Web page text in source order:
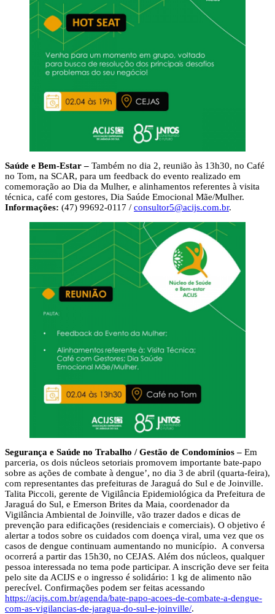
Saúde e Bem-Estar – Também no dia 2, reunião às 13h30, no Café
no Tom, na SCAR, para um feedback do evento realizado em
comemoração ao Dia da Mulher, e alinhamentos referentes à visita
técnica, café com gestores, Dia Saúde Emocional Mãe/Mulher.
Informações: (47) 99692-0117 / consultor5@acijs.com.br.
Segurança e Saúde no Trabalho / Gestão de Condomínios – Em
parceria, os dois núcleos setoriais promovem importante bate-papo
sobre as ações de combate à dengue’, no dia 3 de abril (quarta-feira),
com representantes das prefeituras de Jaraguá do Sul e de Joinville.
Talita Piccoli, gerente de Vigilância Epidemiológica da Prefeitura de
Jaraguá do Sul, e Emerson Brites da Maia, coordenador da
Vigilância Ambiental de Joinville, vão trazer dados e dicas de
prevenção para edificações (residenciais e comerciais). O objetivo é
alertar a todos sobre os cuidados com doença viral, uma vez que os
casos de dengue continuam aumentando no município. A conversa
ocorrerá a partir das 15h30, no CEJAS. Além dos núcleos, qualquer
pessoa interessada no tema pode participar. A inscrição deve ser feita
pelo site da ACIJS e o ingresso é solidário: 1 kg de alimento não
perecível. Confirmações podem ser feitas acessando
https://acijs.com.br/agenda/bate-papo-acoes-de-combate-a-dengue-
com-as-vigilancias-de-jaragua-do-sul-e-joinville/.